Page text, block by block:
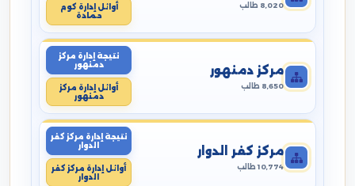
8,020 طالب
أوائل إدارة كوم
حمادة
مركز دمنهور
8,650 طالب
نتيجة إدارة مركز
دمنهور
أوائل إدارة مركز
دمنهور
مركز كفر الدوار
10,774 طالب
نتيجة إدارة مركز كفر
الدوار
أوائل إدارة مركز كفر
الدوار